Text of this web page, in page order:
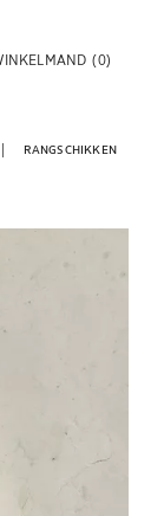
(0)
RANGSCHIKKEN